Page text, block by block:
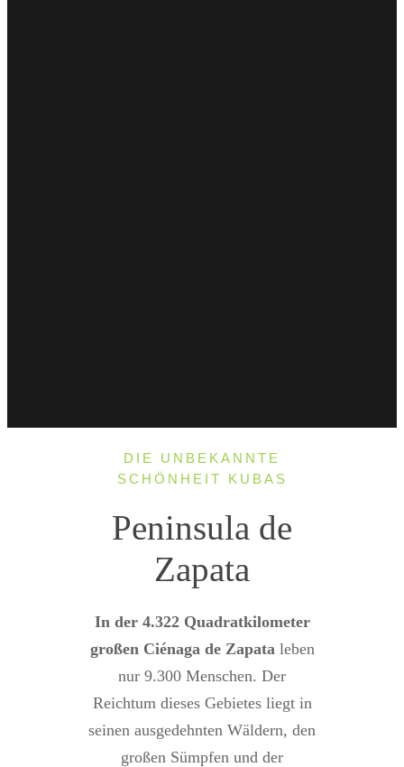
DIE UNBEKANNTE
SCHÖNHEIT KUBAS
Peninsula de
Zapata
In der 4.322 Quadratkilometer
großen Ciénaga de Zapata leben
nur 9.300 Menschen. Der
Reichtum dieses Gebietes liegt in
seinen ausgedehnten Wäldern, den
großen Sümpfen und der